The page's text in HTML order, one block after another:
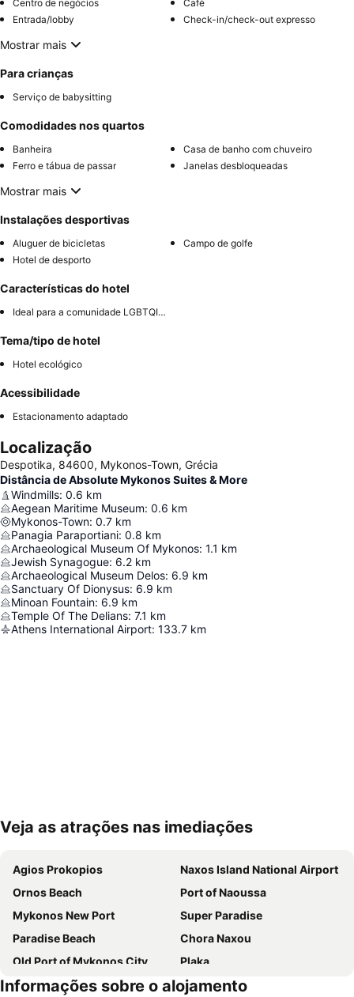
Centro de negócios
Café
Entrada/lobby
Check-in/check-out expresso
Mostrar mais
Para crianças
Serviço de babysitting
Comodidades nos quartos
Banheira
Casa de banho com chuveiro
Ferro e tábua de passar
Janelas desbloqueadas
Mostrar mais
Instalações desportivas
Aluguer de bicicletas
Campo de golfe
Hotel de desporto
Características do hotel
Ideal para a comunidade LGBTQIA+
Tema/tipo de hotel
Hotel ecológico
Acessibilidade
Estacionamento adaptado
Localização
Despotika, 84600, Mykonos-Town, Grécia
Distância de Absolute Mykonos Suites & More
Windmills: 0.6 km
Aegean Maritime Museum: 0.6 km
Mykonos-Town: 0.7 km
Panagia Paraportiani: 0.8 km
Archaeological Museum Of Mykonos: 1.1 km
Jewish Synagogue: 6.2 km
Archaeological Museum Delos: 6.9 km
Sanctuary Of Dionysus: 6.9 km
Minoan Fountain: 6.9 km
Temple Of The Delians: 7.1 km
Athens International Airport: 133.7 km
Ampliar mapa
Veja as atrações nas imediações
Agios Prokopios
Naxos Island National Airport
Ornos Beach
Port of Naoussa
Mykonos New Port
Super Paradise
Paradise Beach
Chora Naxou
Old Port of Mykonos City
Plaka
Glyfada
Kalo Livadi
Informações sobre o alojamento